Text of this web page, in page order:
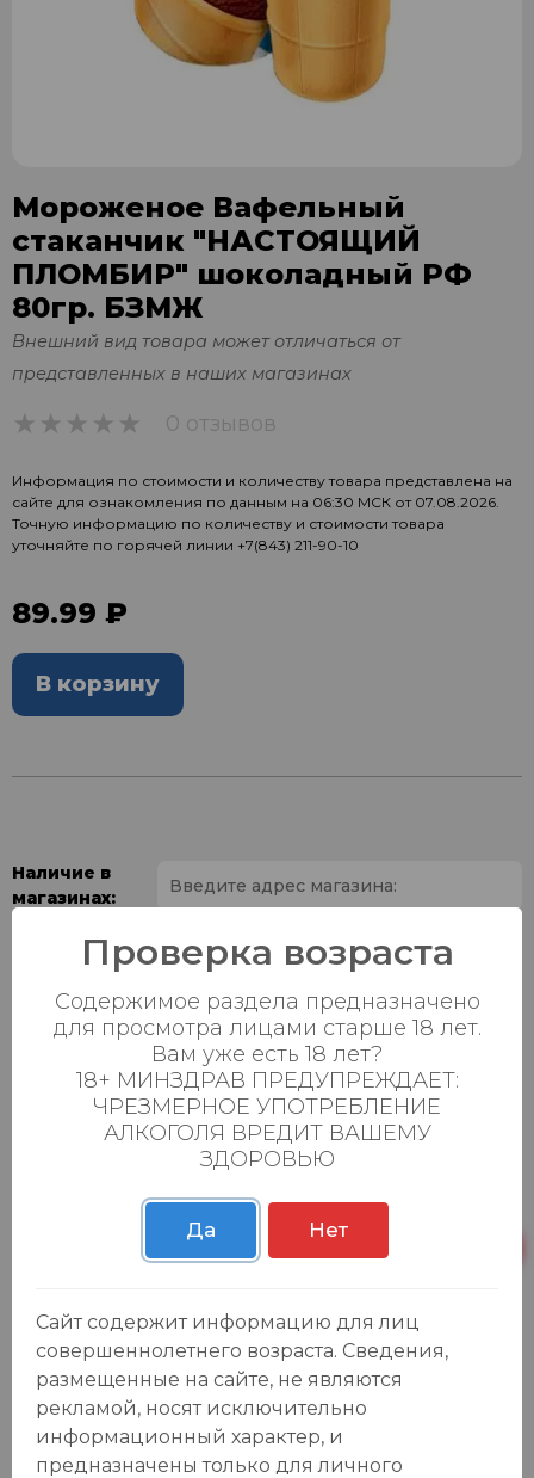
Мороженое Вафельный
стаканчик "НАСТОЯЩИЙ
ПЛОМБИР" шоколадный РФ
80гр. БЗМЖ
Внешний вид товара может отличаться от
представленных в наших магазинах
0 отзывов
Информация по стоимости и количеству товара представлена на
сайте для ознакомления по данным на 06:30 МСК от 07.08.2026.
Точную информацию по количеству и стоимости товара
уточняйте по горячей линии +7(843) 211-90-10
89.99 ₽
В корзину
Наличие в
магазинах:
Ваш город:
Батыршина 20Б
Пн-Вс с 08:00 до
23:00
20 шт.
Магистральная 22д
Пн-Вс с 08:00 до
23:00
0 шт.
Осиновская 2В,
Пн-Вс с 09:00 до
23:00
Пн-Вс с 09:00 до
Отзывы:
Оставить отзыв
Проверка возраста
Содержимое раздела предназначено
для просмотра лицами старше 18 лет.
Вам уже есть 18 лет?
18+ МИНЗДРАВ ПРЕДУПРЕЖДАЕТ:
ЧРЕЗМЕРНОЕ УПОТРЕБЛЕНИЕ
АЛКОГОЛЯ ВРЕДИТ ВАШЕМУ
ЗДОРОВЬЮ
Да Нет
Сайт содержит информацию для лиц
совершеннолетнего возраста. Сведения,
размещенные на сайте, не являются
рекламой, носят исключительно
информационный характер, и
предназначены только для личного